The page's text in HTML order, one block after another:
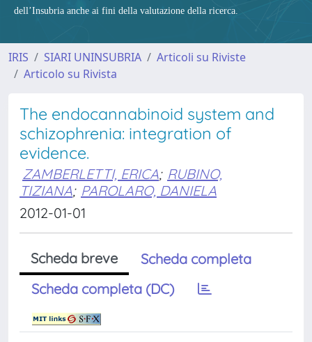
dell’Insubria anche ai fini della valutazione della ricerca.
IRIS SIARI UNINSUBRIA
Articoli su Riviste
Articolo su Rivista
The endocannabinoid system and
schizophrenia: integration of
evidence.
ZAMBERLETTI, ERICA; RUBINO,
TIZIANA; PAROLARO, DANIELA
2012-01-01
Scheda breve
Scheda completa
Scheda completa (DC)